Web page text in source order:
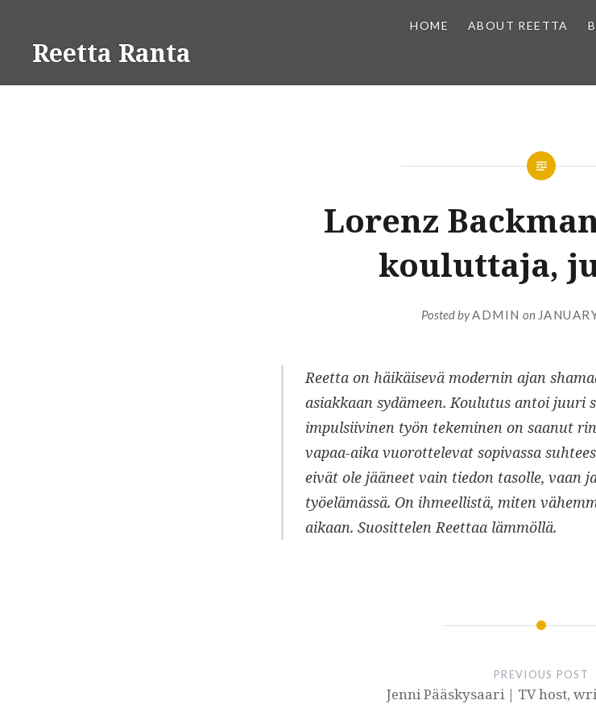
contentReetta Ranta
HOME ABOUT REETTA
Lorenz
kouluttaja,
Posted byADMIN on
Reetta on häikäisevä modernin ajan
asiakkaan sydämeen. Koulutus antoi
impulsiivinen työn tekeminen on saanut
vapaa-aika vuorottelevat sopivassa
eivät ole jääneet vain tiedon tasolle, vaan
työelämässä. On ihmeellistä, miten
aikaan. Suosittelen Reettaa lämmöllä.
PREVIOUS POST
Jenni Pääskysaari | TV host,